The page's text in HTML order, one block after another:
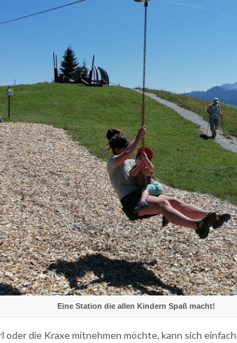
Eine Station die allen Kindern Spaß macht!
oder die Kraxe mitnehmen möchte, kann sich